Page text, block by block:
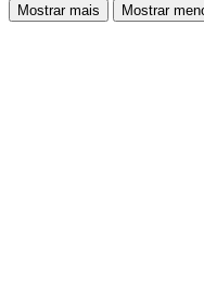
Mostrar mais Mostrar